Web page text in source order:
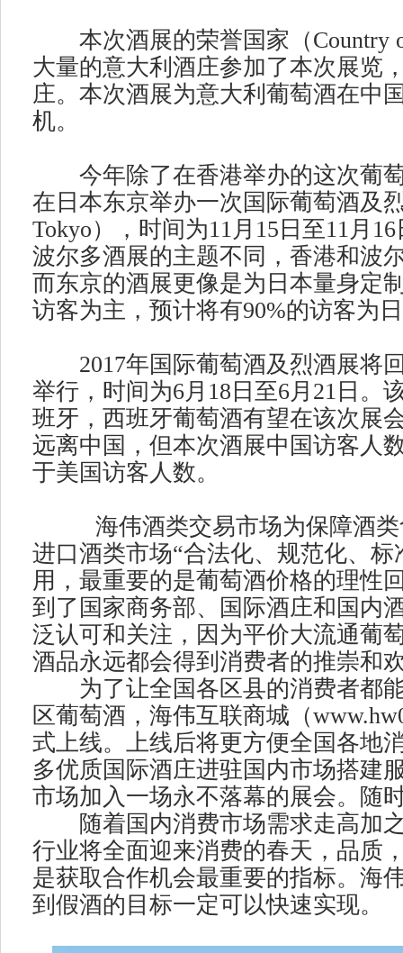
本次酒展的荣誉国家（Country
大量的意大利酒庄参加了本次展览
庄。本次酒展为意大利葡萄酒在中
机。
今年除了在香港举办的这次葡
在日本东京举办一次国际葡萄酒及
Tokyo），时间为11月15日至11月
波尔多酒展的主题不同，香港和波
而东京的酒展更像是为日本量身定
访客为主，预计将有90%的访客为
2017年国际葡萄酒及烈酒展将回
举行，时间为6月18日至6月21日。
班牙，西班牙葡萄酒有望在该次展
远离中国，但本次酒展中国访客人
于美国访客人数。
海伟酒类交易市场为保障酒类
进口酒类市场“合法化、规范化、
用，最重要的是葡萄酒价格的理性
到了国家商务部、国际酒庄和国内
泛认可和关注，因为平价大流通葡
酒品永远都会得到消费者的推崇和
为了让全国各区县的消费者都
区葡萄酒，海伟互联商城（
式上线。上线后将更方便全国各地
多优质国际酒庄进驻国内市场搭建
市场加入一场永不落幕的展会。随
随着国内消费市场需求走高加
行业将全面迎来消费的春天，品质
是获取合作机会最重要的指标。海
到假酒的目标一定可以快速实现。